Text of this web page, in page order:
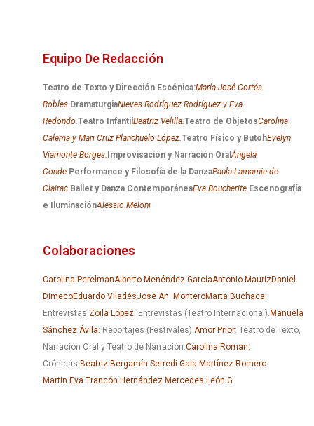
Equipo De Redacción
Teatro de Texto y Dirección Escénica:María José Cortés
Robles. DramaturgiaNieves Rodríguez Rodríguez y Eva
Redondo. Teatro Infantil Beatriz Velilla. Teatro de ObjetosCarolina
Calema y Mari Cruz Planchuelo López. Teatro Físico y ButohEvelyn
Viamonte Borges. Improvisación y Narración Oral Ángela
Conde. Performance y Filosofía de la DanzaPaula Lamamie de
Clairac. Ballet y Danza ContemporáneaEva Boucherite. Escenografía
e IluminaciónAlessio Meloni
Colaboraciones
Carolina PerelmanAlberto Menéndez GarcíaAntonio MaurizDaniel
DimecoEduardo ViladésJose An. MonteroMarta Buchaca:
Entrevistas. Zoila López: Entrevistas (Teatro Internacional). Manuela
Sánchez Ávila: Reportajes (Festivales). Amor Prior: Teatro de Texto,
Narración Oral y Teatro de Narración. Carolina Roman:
Crónicas. Beatriz Bergamín Serredi. Gala Martínez-Romero
Martín. Eva Trancón Hernández. Mercedes León G.